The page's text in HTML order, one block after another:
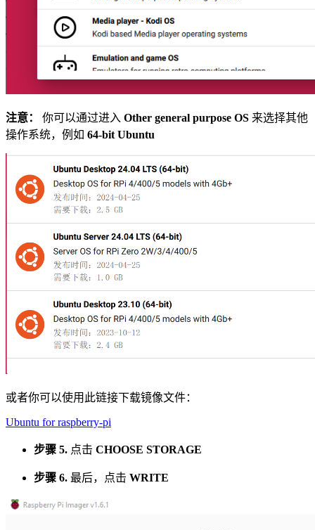
注意： 你可以通过进入 Other general purpose OS 来选择其他
操作系统，例如 64-bit Ubuntu
或者你可以使用此链接下载镜像文件：
Ubuntu for raspberry-pi
步骤 5. 点击 CHOOSE STORAGE
步骤 6. 最后，点击 WRITE